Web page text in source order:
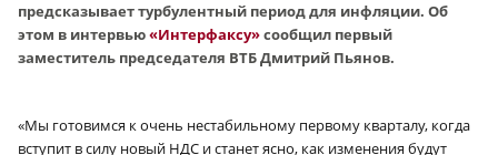
предсказывает турбулентный период для инфляции. Об
этом в интервью«Интерфаксу»сообщил первый
заместитель председателя ВТБ Дмитрий Пьянов.
«Мы готовимся к очень нестабильному первому кварталу, когда
вступит в силу новый НДС и станет ясно, как изменения будут